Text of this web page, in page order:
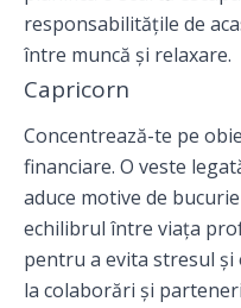
responsabilitățile de
între muncă și relaxare.
Capricorn
Concentrează-te pe
financiare. O veste
aduce motive de
echilibrul între viața
pentru a evita stresul și
la colaborări și